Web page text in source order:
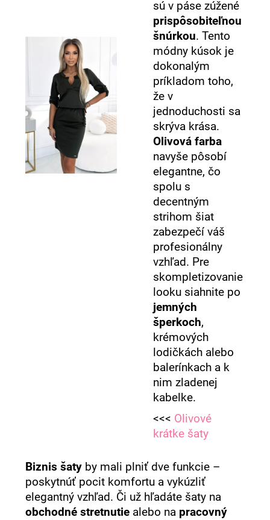
sú v páse zúžené
prispôsobiteľnou
šnúrkou. Tento
módny kúsok je
dokonalým
príkladom toho,
že v
jednoduchosti sa
skrýva krása.
Olivová farba
navyše pôsobí
elegantne, čo
spolu s
decentným
strihom šiat
zabezpečí váš
profesionálny
vzhľad. Pre
skompletizovanie
looku siahnite po
jemných
šperkoch,
krémových
lodičkách alebo
balerínkach a k
nim zladenej
kabelke.
<<< Olivové
krátke šaty
Biznis šaty by mali plniť dve funkcie –
poskytnúť pocit komfortu a vykúzliť
elegantný vzhľad. Či už hľadáte šaty na
obchodné stretnutie alebo na pracovný